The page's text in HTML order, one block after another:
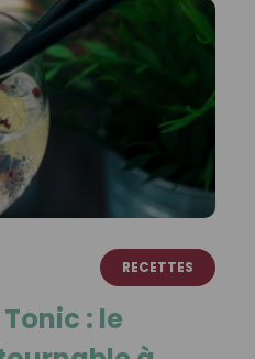
RECETTES
: le